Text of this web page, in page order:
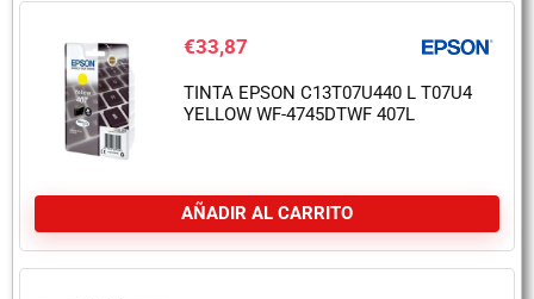
€33,87
TINTA EPSON C13T07U440 L T07U4
YELLOW WF-4745DTWF 407L
AÑADIR AL CARRITO